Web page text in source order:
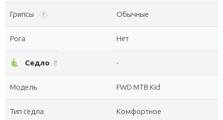
Грипсы ? Обычные
Рога Нет
airline_seat_recline_normal Седло ? -
Модель FWD MTB Kid
Тип седла Комфортное